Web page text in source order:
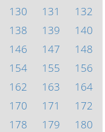
130 131
132
138 139
140
146 147
148
154 155
156
162 163
164
170 171
172
178 179
180